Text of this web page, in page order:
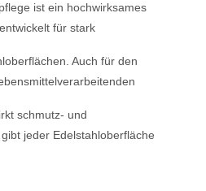
ist ein hochwirksames
für stark
Auch für den
schmutz- und
jeder Edelstahloberfläche